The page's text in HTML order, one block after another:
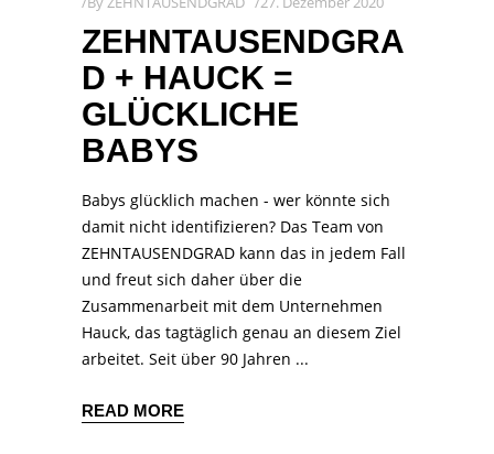
ZEHNTAUSENDGRA
D + HAUCK =
GLÜCKLICHE
BABYS
Babys glücklich machen - wer könnte sich
damit nicht identifizieren? Das Team von
ZEHNTAUSENDGRAD kann das in jedem Fall
und freut sich daher über die
Zusammenarbeit mit dem Unternehmen
Hauck, das tagtäglich genau an diesem Ziel
arbeitet. Seit über 90 Jahren
READ MORE